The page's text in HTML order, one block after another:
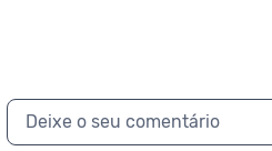
Deixe o seu comentário